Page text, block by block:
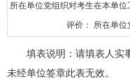
所在单位党组织对考生在本单
评价： 所在单位
填表说明：请填表人实事
未经单位签章此表无效。